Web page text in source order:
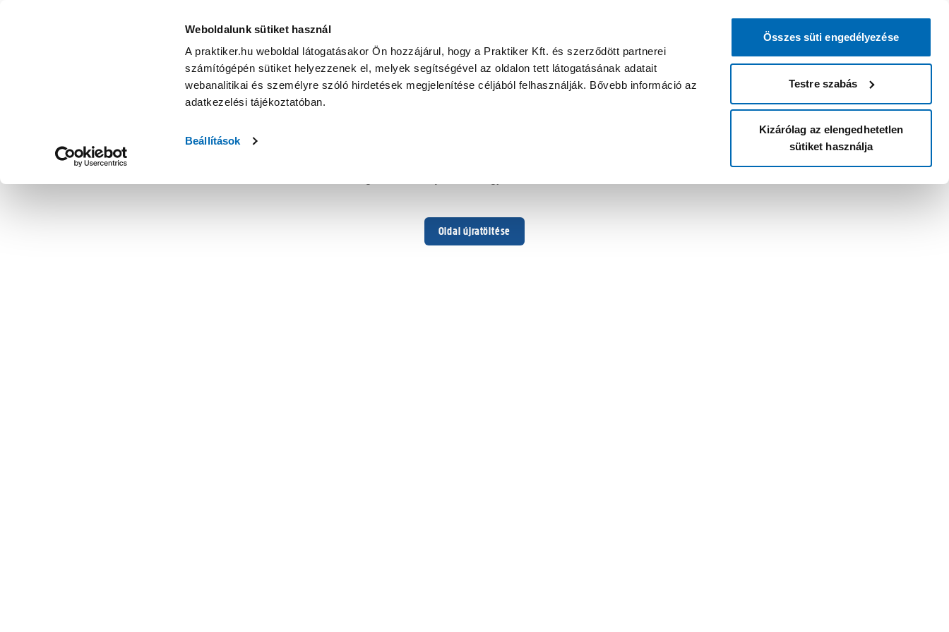
Weboldalunk sütiket használ
A praktiker.hu weboldal látogatásakor Ön hozzájárul, hogy a Praktiker Kft. és szerződött partnerei
számítógépén sütiket helyezzenek el, melyek segítségével az oldalon tett látogatásának adatait
webanalitikai és személyre szóló hirdetések megjelenítése céljából felhasználják. Bővebb információ az
adatkezelési tájékoztatóban.
Beállítások
Összes süti engedélyezése
Testre szabás
Kizárólag az elengedhetetlen
sütiket használja
Oldal újratöltése